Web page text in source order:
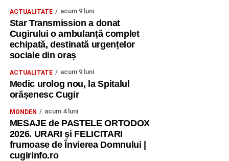
ACTUALITATE acum 9 luni
Star Transmission a donat
Cugirului o ambulanță complet
echipată, destinată urgențelor
sociale din oraș
ACTUALITATE acum 9 luni
Medic urolog nou, la Spitalul
orășenesc Cugir
MONDEN acum 4 luni
MESAJE de PASTELE ORTODOX
2026. URARI și FELICITARI
frumoase de Învierea Domnului |
cugirinfo.ro